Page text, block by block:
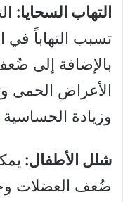
التهاب السحايا:
تسبب التهاباً في
بالإضافة إلى
الأعراض الحمى
وزيادة
شلل الأطفال:
ضُعف العضلات